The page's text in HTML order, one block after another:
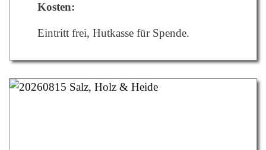
Kosten:
Eintritt frei, Hutkasse für Spende.